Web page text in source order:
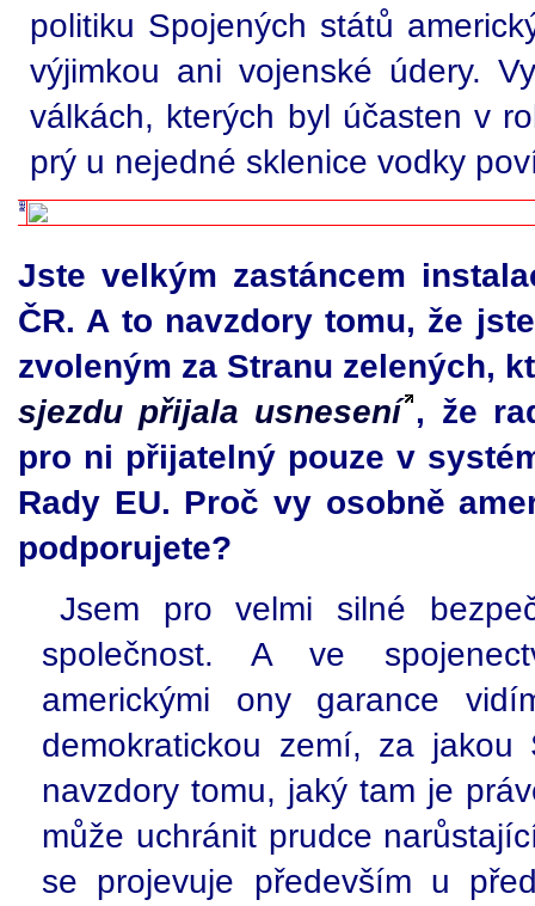
politiku Spojených států
výjimkou ani vojenské údery.
válkách, kterých byl účasten v
prý u nejedné sklenice vodky
Jste velkým zastáncem
ČR. A to navzdory tomu, že
zvoleným za Stranu zelených,
sjezdu přijala usnesení , že
pro ni přijatelný pouze v
Rady EU. Proč vy osobně
podporujete?
Jsem pro velmi silné
společnost. A ve
americkými ony garance
demokratickou zemí, za
navzdory tomu, jaký tam je
může uchránit prudce
se projevuje především u